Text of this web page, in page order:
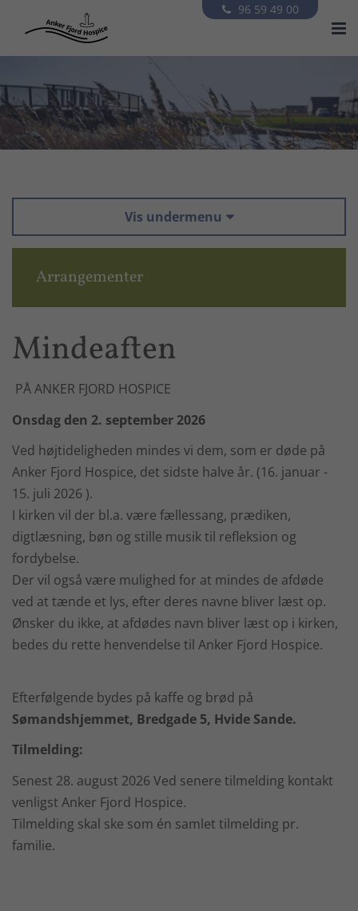
 96 59 49 00

Vis undermenu 
Arrangementer
Mindeaften
PÅ ANKER FJORD HOSPICE
Onsdag den 2. september 2026
Ved højtideligheden mindes vi dem, som er døde på
Anker Fjord Hospice, det sidste halve år. (16. januar -
15. juli 2026 ).
I kirken vil der bl.a. være fællessang, prædiken,
digtlæsning, bøn og stille musik til refleksion og
fordybelse.
Der vil også være mulighed for at mindes de afdøde
ved at tænde et lys, efter deres navne bliver læst op.
Ønsker du ikke, at afdødes navn bliver læst op i kirken,
bedes du rette henvendelse til Anker Fjord Hospice.
Efterfølgende bydes på kaffe og brød på
Sømandshjemmet, Bredgade 5, Hvide Sande.
Tilmelding:
Senest 28. august 2026 Ved senere tilmelding kontakt
venligst Anker Fjord Hospice.
Tilmelding skal ske som én samlet tilmelding pr.
familie.